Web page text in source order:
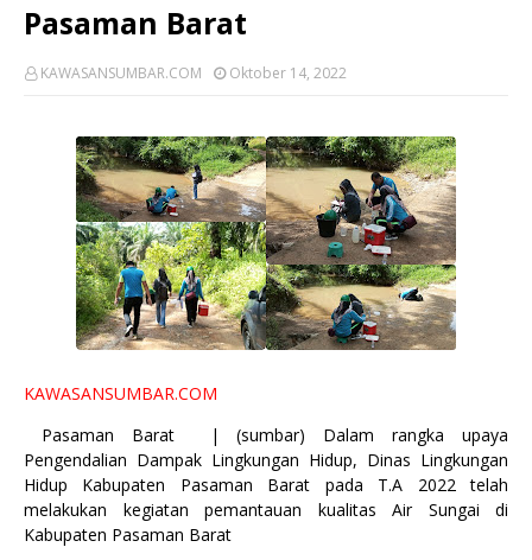
Pasaman Barat
KAWASANSUMBAR.COM Oktober 14, 2022
KAWASANSUMBAR.COM
Pasaman Barat | (sumbar) Dalam rangka upaya
Pengendalian Dampak Lingkungan Hidup, Dinas Lingkungan
Hidup Kabupaten Pasaman Barat pada T.A 2022 telah
melakukan kegiatan pemantauan kualitas Air Sungai di
Kabupaten Pasaman Barat